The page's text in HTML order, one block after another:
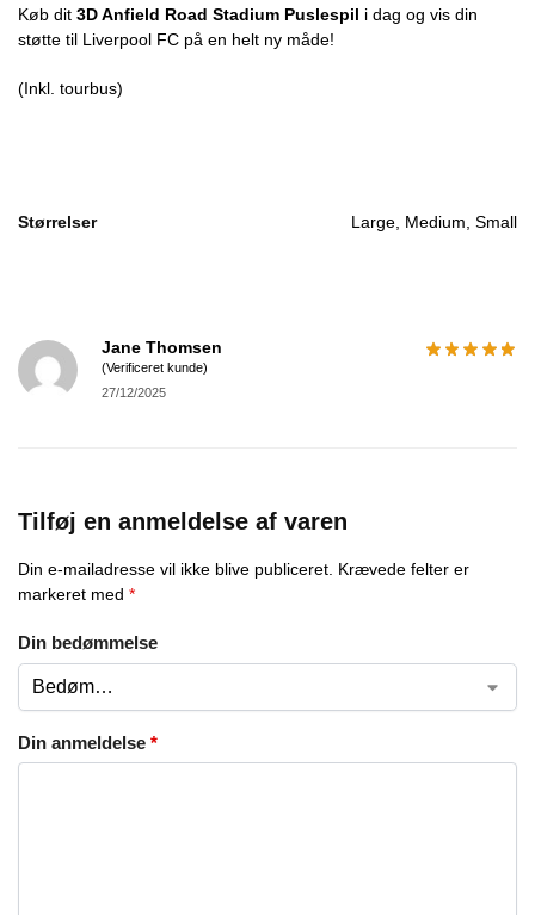
Køb dit 3D Anfield Road Stadium Puslespil i dag og vis din
støtte til Liverpool FC på en helt ny måde!
(Inkl. tourbus)
Størrelser Large, Medium, Small
Jane Thomsen
(Verificeret kunde)
27/12/2025
Tilføj en anmeldelse af varen
Din e-mailadresse vil ikke blive publiceret. Krævede felter er
markeret med *
Din bedømmelse
Din anmeldelse *